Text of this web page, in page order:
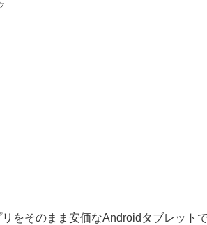
をそのまま安価なAndroidタブレット